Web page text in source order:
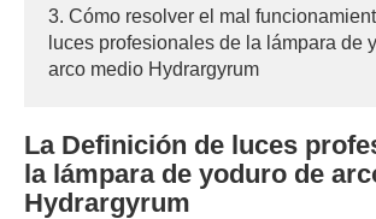
3. Cómo resolver el mal
luces profesionales de la lámpara de
arco medio Hydrargyrum
La Definición de luces
la lámpara de yoduro de
Hydrargyrum